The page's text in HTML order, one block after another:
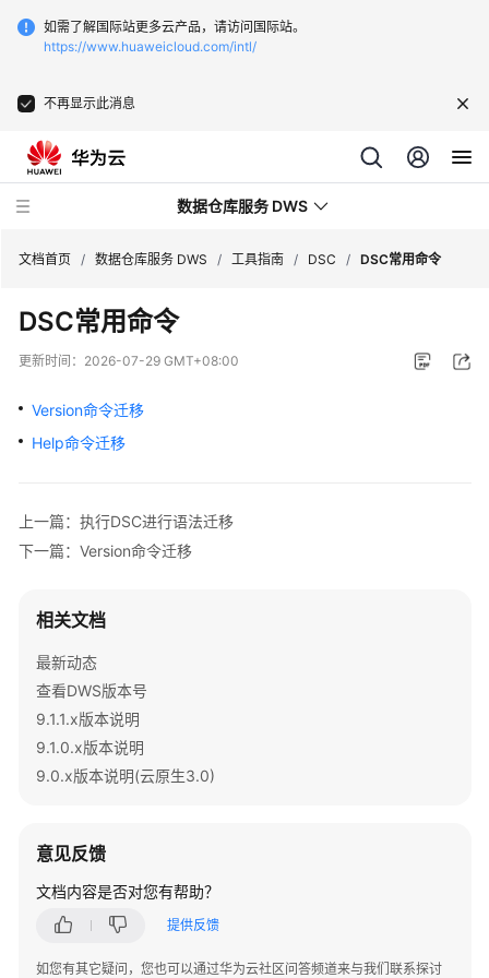
如需了解国际站更多云产品，请访问国际站。
https://www.huaweicloud.com/intl/
不再显示此消息
数据仓库服务 DWS
最
新
态
服
告
介
计
费
说
明
速
入
门
户
文档首页 / 数据仓库服务 DWS / 工具指南 / DSC / DSC常用命令
DSC常用命令
更新时间： 2026-07-29 GMT+08:00
Version命令迁移
Help命令迁移
上一篇：执行DSC进行语法迁移
下一篇：Version命令迁移
相关文档
最新动态
查看DWS版本号
9.1.1.x版本说明
9.1.0.x版本说明
9.0.x版本说明(云原生3.0)
意见反馈
文档内容是否对您有帮助？
提供反馈
如您有其它疑问，您也可以通过华为云社区问答频道来与我们联系探讨